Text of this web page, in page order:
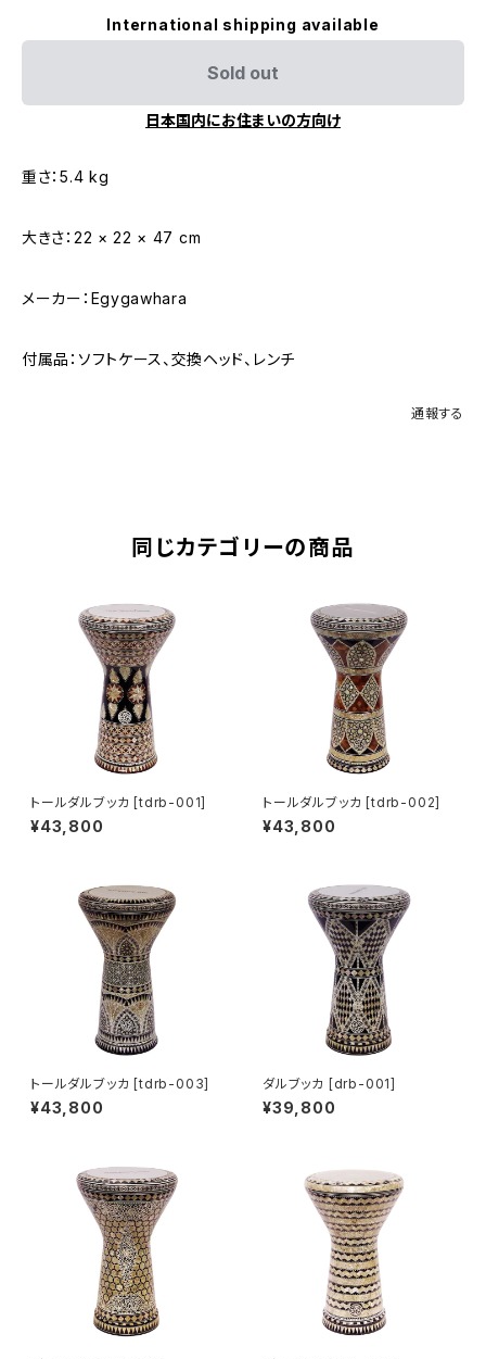
International shipping available
Sold out
日本国内にお住まいの方向け
重さ：5.4 kg
大きさ：22 × 22 × 47 cm
メーカー：Egygawhara
付属品：ソフトケース、交換ヘッド、レンチ
通報する
同じカテゴリーの商品
トールダルブッカ [tdrb-001]
¥43,800
トールダルブッカ [tdrb-002]
¥43,800
トールダルブッカ [tdrb-003]
¥43,800
ダルブッカ [drb-001]
¥39,800